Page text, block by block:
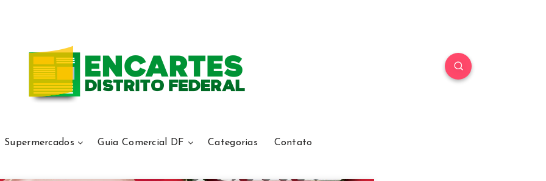
Supermercados Guia Comercial DF Categorias Contato